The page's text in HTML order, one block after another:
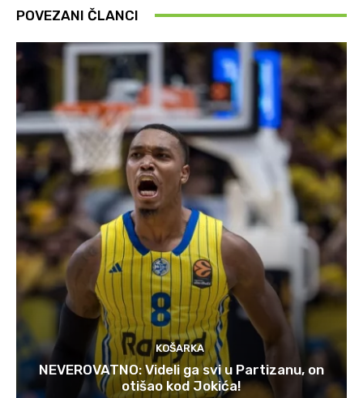
POVEZANI ČLANCI
KOŠARKA
NEVEROVATNO: Videli ga svi u Partizanu, on
otišao kod Jokića!